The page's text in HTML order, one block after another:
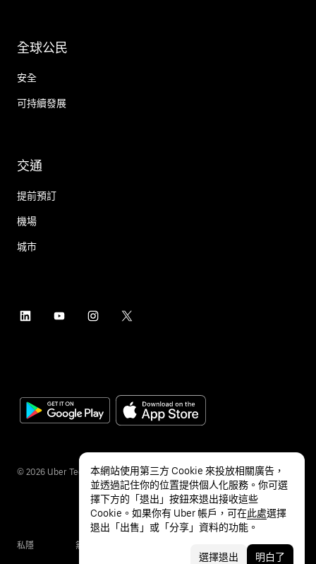
全球公民
安全
可持續發展
交通
提前預訂
機場
城市
© 2026 Uber Technologies Inc.
私隱 無障礙服務
本網站使用第三方 Cookie 來投放相關廣告，
並透過記住你的位置提供個人化服務。你可選
擇下方的「退出」按鈕來退出接收這些
Cookie。如果你有 Uber 帳戶，可在此處選擇
退出「出售」或「分享」資料的功能。
選擇退出 明白了